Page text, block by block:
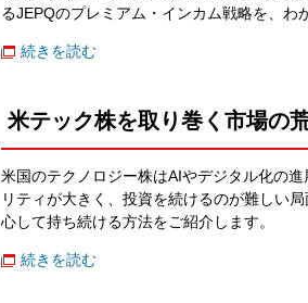
るJEPQのプレミアム・インカム戦略を、わ
続きを読む
米テック株を取り巻く市場の
米国のテクノロジー株はAIやデジタル化の
リティが大きく、投資を続けるのが難しい
心して持ち続ける方法をご紹介します。
続きを読む